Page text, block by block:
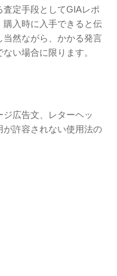
査定手段としてGIAレポ
入時に入手できると伝
当然ながら、かかる発言
い場合に限ります。
広告文、レターヘッ
が許容されない使用法の